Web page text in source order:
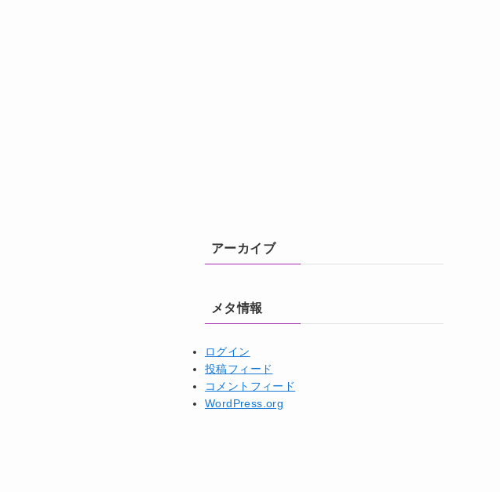
アーカイブ
メタ情報
ログイン
投稿フィード
コメントフィード
WordPress.org